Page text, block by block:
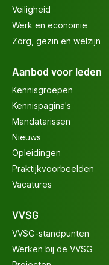
Veiligheid
Werk en economie
Zorg, gezin en welzijn
Aanbod voor leden
Kennisgroepen
Kennispagina's
Mandatarissen
Nieuws
Opleidingen
Praktijkvoorbeelden
Vacatures
VVSG
VVSG-standpunten
Werken bij de VVSG